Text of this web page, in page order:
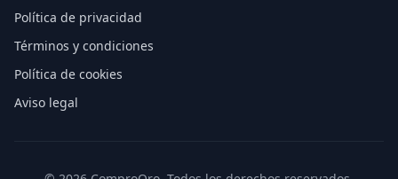
Política de privacidad
Términos y condiciones
Política de cookies
Aviso legal